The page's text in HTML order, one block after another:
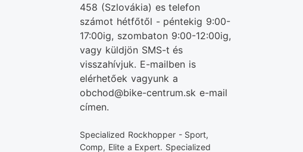
458 (Szlovákia) es telefon
számot hétfőtől - péntekig 9:00-
17:00ig, szombaton 9:00-12:00ig,
vagy küldjön SMS-t és
visszahívjuk. E-mailben is
elérhetőek vagyunk a
obchod@bike-centrum.sk e-mail
címen.
Specialized Rockhopper - Sport,
Comp, Elite a Expert. Specialized